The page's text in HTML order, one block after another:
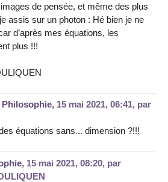
de pensée, et même des plus
assis sur un photon : Hé bien je ne
d’après mes équations, les
plus !!!
15 mai 2021, 06:41, par
équations sans... dimension ?!!!
15 mai 2021, 08:20, par